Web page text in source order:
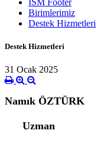
Birimlerimiz
Destek Hizmetleri
Destek Hizmetleri
31 Ocak 2025